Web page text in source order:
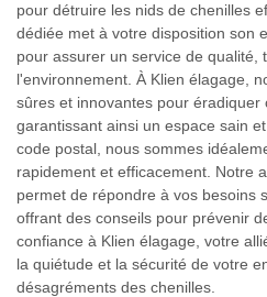
pour détruire les nids de chenilles
dédiée met à votre disposition son
pour assurer un service de qualité,
l'environnement. À Klien élagage,
sûres et innovantes pour éradiquer
garantissant ainsi un espace sain
code postal, nous sommes
rapidement et efficacement. Notre
permet de répondre à vos besoins
offrant des conseils pour prévenir
confiance à Klien élagage, votre
la quiétude et la sécurité de votre
désagréments des chenilles.